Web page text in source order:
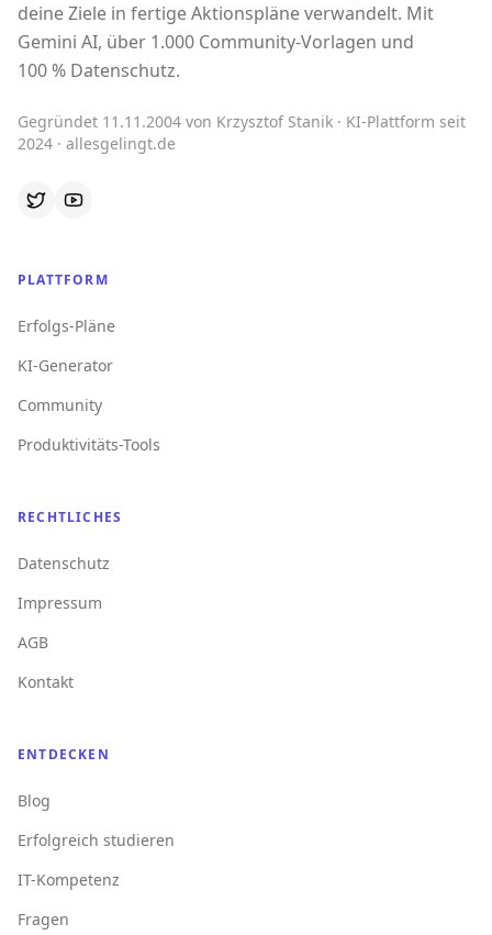
deine Ziele in fertige Aktionspläne verwandelt. Mit
Gemini AI, über 1.000 Community-Vorlagen und
100 % Datenschutz.
Gegründet 11.11.2004 von Krzysztof Stanik · KI-Plattform seit
2024 · allesgelingt.de
PLATTFORM
Erfolgs-Pläne
KI-Generator
Community
Produktivitäts-Tools
RECHTLICHES
Datenschutz
Impressum
AGB
Kontakt
ENTDECKEN
Blog
Erfolgreich studieren
IT-Kompetenz
Fragen